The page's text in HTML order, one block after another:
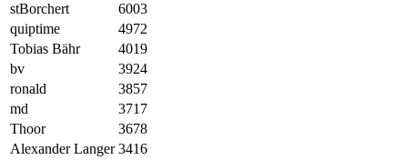
stBorchert
6003
quiptime
4972
Tobias Bähr
4019
bv
3924
ronald
3857
md
3717
Thoor
3678
Alexander Langer 3416